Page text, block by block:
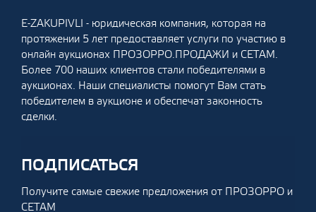
E-ZAKUPIVLI - юридическая компания, которая на
протяжении 5 лет предоставляет услуги по участию в
онлайн аукционах ПРОЗОРРО.ПРОДАЖИ и СЕТАМ.
Более 700 наших клиентов стали победителями в
аукционах. Наши специалисты помогут Вам стать
победителем в аукционе и обеспечат законность
сделки.
ПОДПИСАТЬСЯ
Получите самые свежие предложения от ПРОЗОРРО и
СЕТАМ